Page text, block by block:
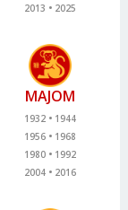
2013
2025
MAJOM
1932
1944
1956
1968
1980
1992
2004
2016